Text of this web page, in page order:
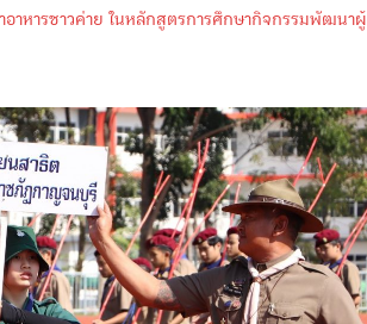
หารชาวค่าย ในหลักสูตรการศึกษากิจกรรมพัฒนาผู้